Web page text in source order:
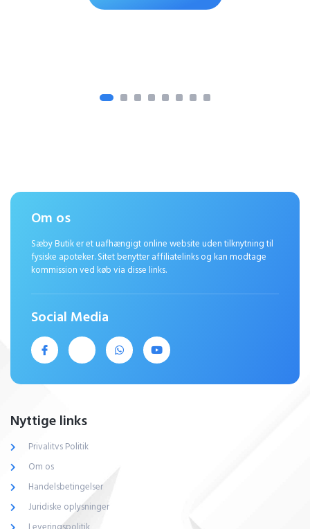
Om os
Sæby Butik er et uafhængigt online website uden tilknytning til
fysiske apoteker. Sitet benytter affiliatelinks og kan modtage
kommission ved køb via disse links.
Social Media
Nyttige links
Privalitvs Politik
Om os
Handelsbetingelser
Juridiske oplysninger